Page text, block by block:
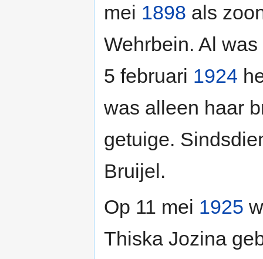
mei 1898 als
Wehrbein. Al
5 februari 1924
was alleen haar
getuige.
Bruijel.
Op 11 mei 1925
Thiska Jozina